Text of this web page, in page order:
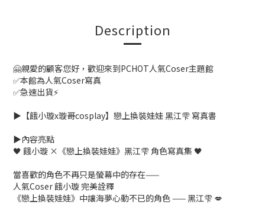
Description
🤗親愛的顧客您好，歡迎來到PCHOT人氣Coser主題館
✅本館為人氣Coser寫真
✅急速出貨⚡️
▶️【餓小璇x璇哥cosplay】戀上換裝娃娃 黑江雫 寫真書
▶️內容亮點
🖤 餓小璇 ×《戀上換裝娃娃》黑江雫 角色寫真集 🖤
當喜歡的角色不再只是螢幕中的存在——
人氣Coser 餓小璇 完美詮釋
《戀上換裝娃娃》中讓海夢心動不已的角色 —— 黑江雫 💋